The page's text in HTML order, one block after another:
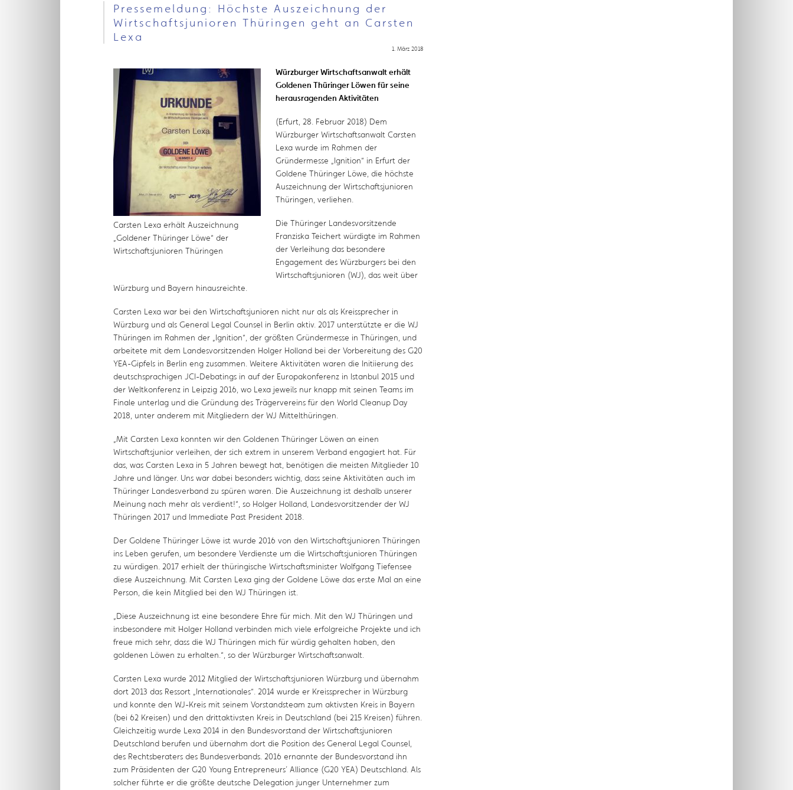
Pressemeldung: Höchste Auszeichnung der
Wirtschaftsjunioren Thüringen geht an Carsten
Lexa
1. März 2018
Carsten Lexa erhält Auszeichnung
„Goldener Thüringer Löwe“ der
Wirtschaftsjunioren Thüringen
Würzburger Wirtschaftsanwalt erhält
Goldenen Thüringer Löwen für seine
herausragenden Aktivitäten
(Erfurt, 28. Februar 2018) Dem
Würzburger Wirtschaftsanwalt Carsten
Lexa wurde im Rahmen der
Gründermesse „Ignition“ in Erfurt der
Goldene Thüringer Löwe, die höchste
Auszeichnung der Wirtschaftsjunioren
Thüringen, verliehen.
Die Thüringer Landesvorsitzende
Franziska Teichert würdigte im Rahmen
der Verleihung das besondere
Engagement des Würzburgers bei den
Wirtschaftsjunioren (WJ), das weit über
Würzburg und Bayern hinausreichte.
Carsten Lexa war bei den Wirtschaftsjunioren nicht nur als als Kreissprecher in
Würzburg und als General Legal Counsel in Berlin aktiv. 2017 unterstützte er die WJ
Thüringen im Rahmen der „Ignition“, der größten Gründermesse in Thüringen, und
arbeitete mit dem Landesvorsitzenden Holger Holland bei der Vorbereitung des G20
YEA-Gipfels in Berlin eng zusammen. Weitere Aktivitäten waren die Initiierung des
deutschsprachigen JCI-Debatings in auf der Europakonferenz in Istanbul 2015 und
der Weltkonferenz in Leipzig 2016, wo Lexa jeweils nur knapp mit seinen Teams im
Finale unterlag und die Gründung des Trägervereins für den World Cleanup Day
2018, unter anderem mit Mitgliedern der WJ Mittelthüringen.
Mit Carsten Lexa konnten wir den Goldenen Thüringer Löwen an einen
Wirtschaftsjunior verleihen, der sich extrem in unserem Verband engagiert hat. Für
das, was Carsten Lexa in 5 Jahren bewegt hat, benötigen die meisten Mitglieder 10
Jahre und länger. Uns war dabei besonders wichtig, dass seine Aktivitäten auch im
Thüringer Landesverband zu spüren waren. Die Auszeichnung ist deshalb unserer
Meinung nach mehr als verdient!“, so Holger Holland, Landesvorsitzender der WJ
Thüringen 2017 und Immediate Past President 2018.
Der Goldene Thüringer Löwe ist wurde 2016 von den Wirtschaftsjunioren Thüringen
ins Leben gerufen, um besondere Verdienste um die Wirtschaftsjunioren Thüringen
zu würdigen. 2017 erhielt der thüringische Wirtschaftsminister Wolfgang Tiefensee
diese Auszeichnung. Mit Carsten Lexa ging der Goldene Löwe das erste Mal an eine
Person, die kein Mitglied bei den WJ Thüringen ist.
„Diese Auszeichnung ist eine besondere Ehre für mich. Mit den WJ Thüringen und
insbesondere mit Holger Holland verbinden mich viele erfolgreiche Projekte und ich
freue mich sehr, dass die WJ Thüringen mich für würdig gehalten haben, den
goldenen Löwen zu erhalten.“, so der Würzburger Wirtschaftsanwalt.
Carsten Lexa wurde 2012 Mitglied der Wirtschaftsjunioren Würzburg und übernahm
dort 2013 das Ressort „Internationales“. 2014 wurde er Kreissprecher in Würzburg
und konnte den WJ-Kreis mit seinem Vorstandsteam zum aktivsten Kreis in Bayern
(bei 62 Kreisen) und den drittaktivsten Kreis in Deutschland (bei 215 Kreisen) führen.
Gleichzeitig wurde Lexa 2014 in den Bundesvorstand der Wirtschaftsjunioren
Deutschland berufen und übernahm dort die Position des General Legal Counsel,
des Rechtsberaters des Bundesverbands. 2016 ernannte der Bundesvorstand ihn
zum Präsidenten der G20 Young Entrepreneurs´ Alliance (G20 YEA) Deutschland. Als
solcher führte er die größte deutsche Delegation junger Unternehmer zum